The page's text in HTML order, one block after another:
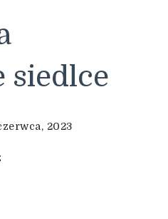
siedlce
2023